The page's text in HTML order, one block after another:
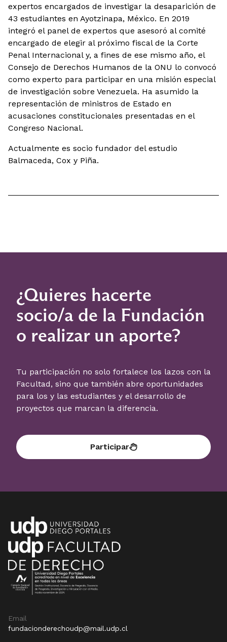
expertos encargados de investigar la desaparición de
43 estudiantes en Ayotzinapa, México. En 2019
integró el panel de expertos que asesoró al comité
encargado de elegir al próximo fiscal de la Corte
Penal Internacional y, a fines de ese mismo año, el
Consejo de Derechos Humanos de la ONU lo convocó
como experto para participar en una misión especial
de investigación sobre Venezuela. Ha asumido la
representación de ministros de Estado en
acusaciones constitucionales presentadas en el
Congreso Nacional.
Actualmente es socio fundador del estudio
Balmaceda, Cox y Piña.
¿Quieres hacerte
socio/a de la Fundación
o realizar un aporte?
Tu participación no solo fortalece los lazos con la
Facultad, sino que también abre oportunidades
para los y las estudiantes y el desarrollo de
proyectos que marcan la diferencia.
Participar
Email
fundacionderechoudp@mail.udp.cl